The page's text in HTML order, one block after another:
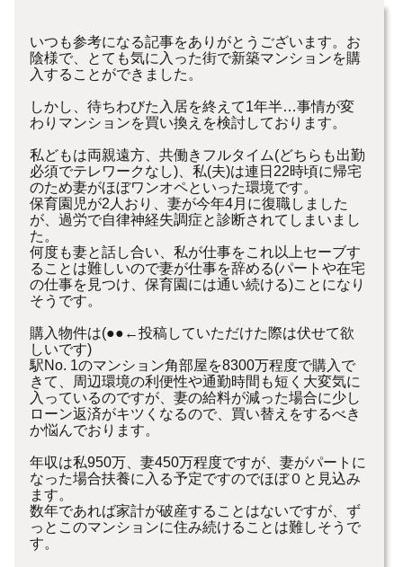
いつも参考になる記事をありがとうございます。お
陰様で、とても気に入った街で新築マンションを購
入することができました。
しかし、待ちわびた入居を終えて1年半…事情が変
わりマンションを買い換えを検討しております。
私どもは両親遠方、共働きフルタイム(どちらも出勤
必須でテレワークなし)、私(夫)は連日22時頃に帰宅
のため妻がほぼワンオペといった環境です。
保育園児が2人おり、妻が今年4月に復職しました
が、過労で自律神経失調症と診断されてしまいまし
た。
何度も妻と話し合い、私が仕事をこれ以上セーブす
ることは難しいので妻が仕事を辞める(パートや在宅
の仕事を見つけ、保育園には通い続ける)ことになり
そうです。
購入物件は(●●←投稿していただけた際は伏せて欲
しいです)
駅No. 1のマンション角部屋を8300万程度で購入で
きて、周辺環境の利便性や通勤時間も短く大変気に
入っているのですが、妻の給料が減った場合に少し
ローン返済がキツくなるので、買い替えをするべき
か悩んでおります。
年収は私950万、妻450万程度ですが、妻がパートに
なった場合扶養に入る予定ですのでほぼ０と見込み
ます。
数年であれば家計が破産することはないですが、ず
っとこのマンションに住み続けることは難しそうで
す。